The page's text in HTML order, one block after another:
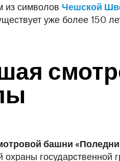
из символов Чешской
уже более 150
башни
охраны